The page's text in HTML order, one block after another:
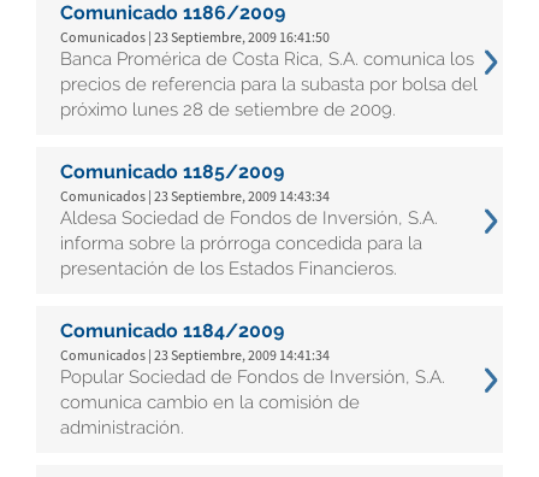
Comunicado 1186/2009
Comunicados | 23 Septiembre, 2009 16:41:50
Banca Promérica de Costa Rica, S.A. comunica los
precios de referencia para la subasta por bolsa del
próximo lunes 28 de setiembre de 2009.
Comunicado 1185/2009
Comunicados | 23 Septiembre, 2009 14:43:34
Aldesa Sociedad de Fondos de Inversión, S.A.
informa sobre la prórroga concedida para la
presentación de los Estados Financieros.
Comunicado 1184/2009
Comunicados | 23 Septiembre, 2009 14:41:34
Popular Sociedad de Fondos de Inversión, S.A.
comunica cambio en la comisión de
administración.